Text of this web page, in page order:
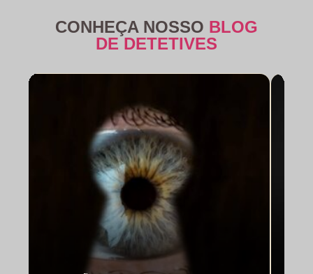
CONHEÇA NOSSO BLOG
DE DETETIVES